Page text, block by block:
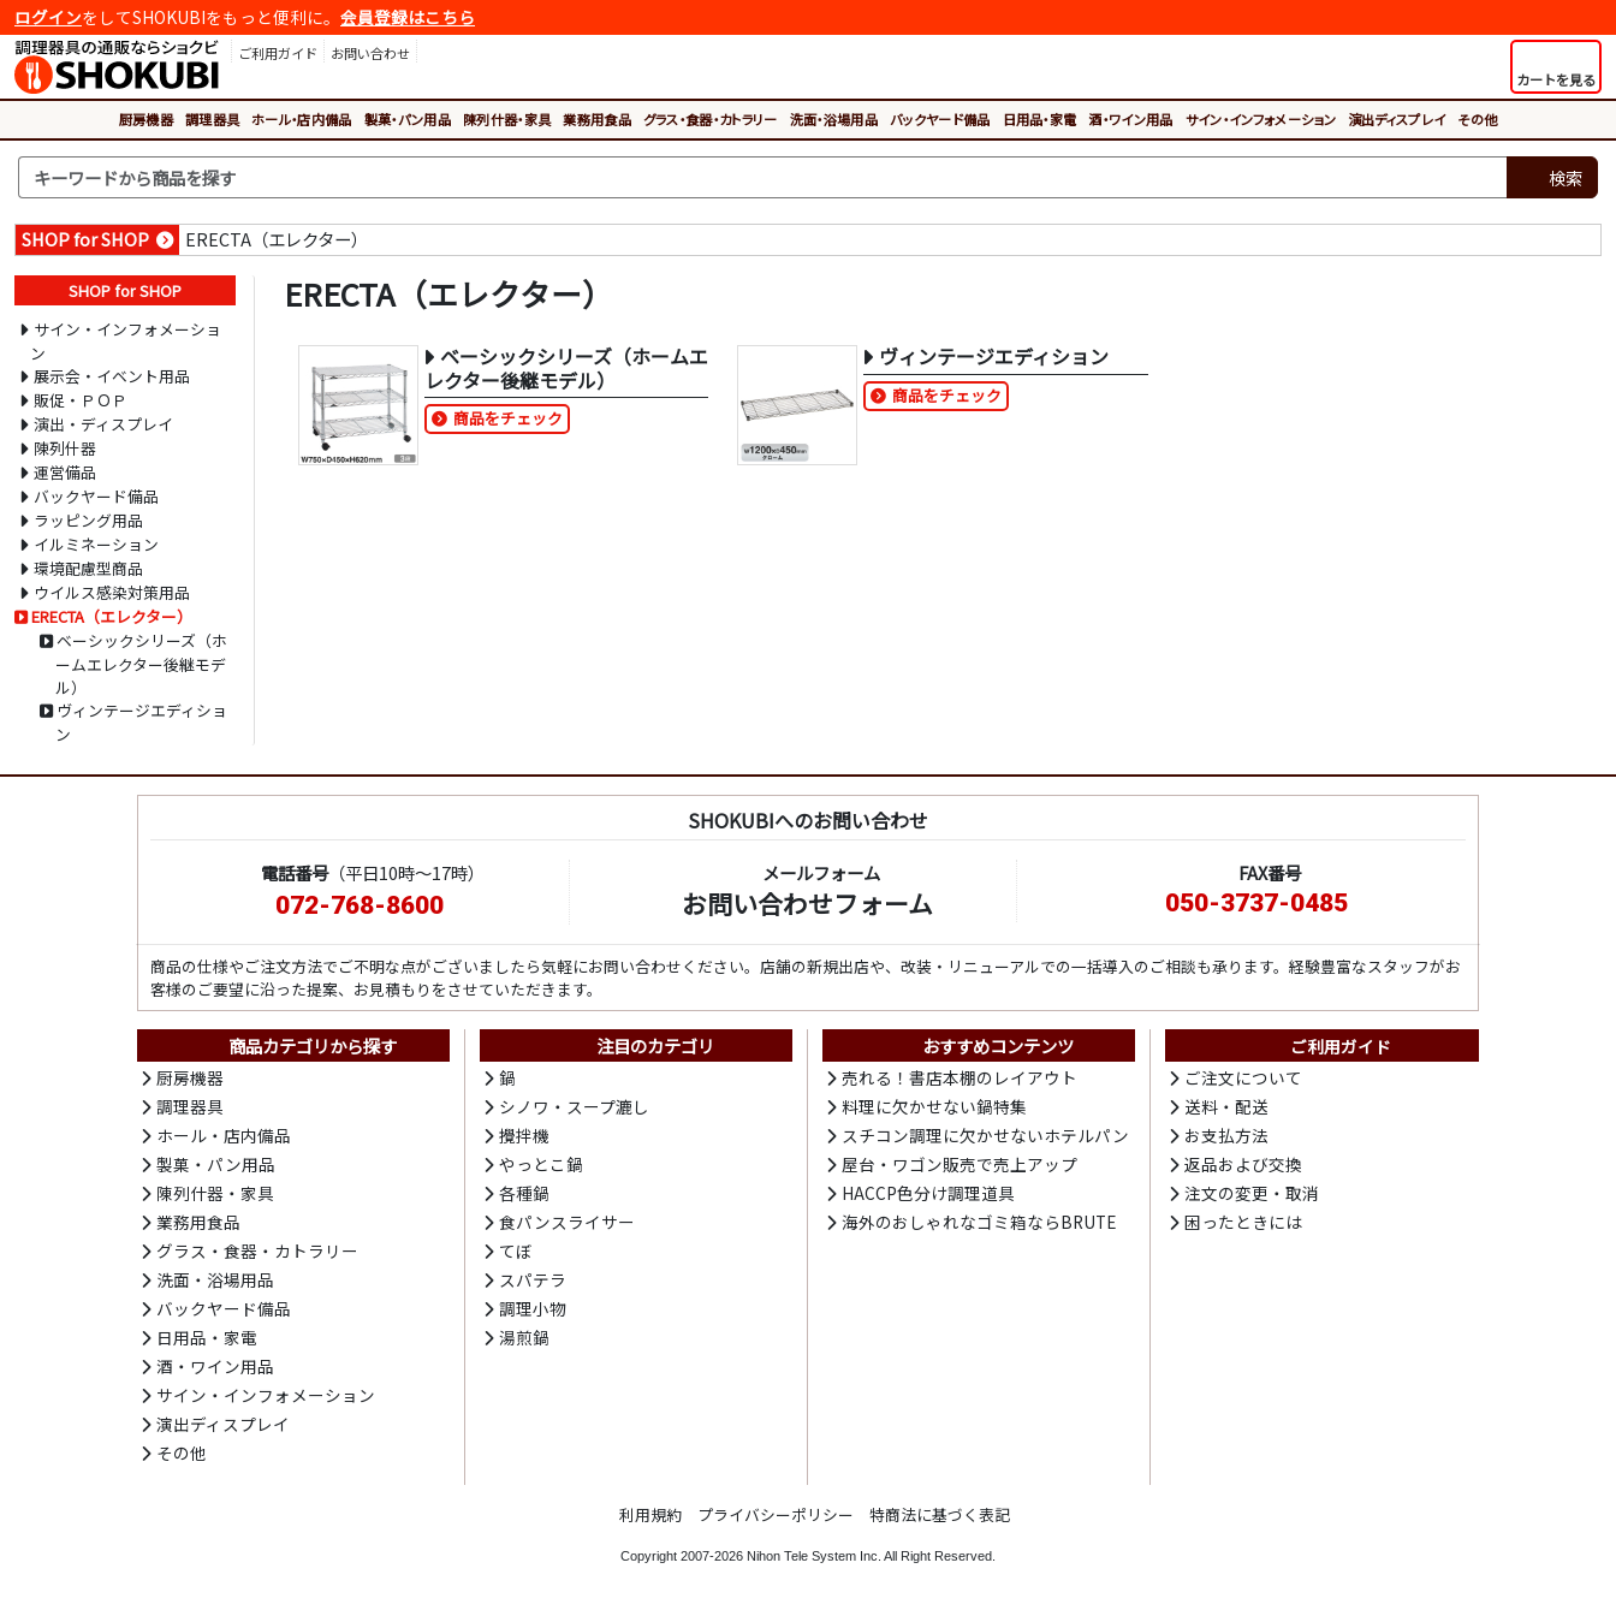
ログインをしてSHOKUBIをもっと便利に。 会員登録はこちら
ご利用ガイド
お問い合わせ
カートを見る
厨房機器 調理器具 ホール・店内備品 製菓・パン用品 陳列什器・家具 業務用食品 グラス・食器・カトラリー 洗面・浴場用品 バックヤード備品 日用品・家電 酒・ワイン用品 サイン・インフォメーション 演出ディスプレイ その他
検索
SHOP for SHOP ERECTA（エレクター）
ERECTA（エレクター）
ベーシックシリーズ（ホームエ
レクター後継モデル）
商品をチェック
ヴィンテージエディション
商品をチェック
SHOP for SHOP
サイン・インフォメーショ
ン
展示会・イベント用品
販促・ＰＯＰ
演出・ディスプレイ
陳列什器
運営備品
バックヤード備品
ラッピング用品
イルミネーション
環境配慮型商品
ウイルス感染対策用品
ERECTA（エレクター）
ベーシックシリーズ（ホ
ームエレクター後継モデ
ル）
ヴィンテージエディショ
ン
SHOKUBIへのお問い合わせ
電話番号（平日10時～17時）
072-768-8600
メールフォーム
お問い合わせフォーム
FAX番号
050-3737-0485
商品の仕様やご注文方法でご不明な点がございましたら気軽にお問い合わせください。店舗の新規出店や、改装・リニューアルでの一括導入のご相談も承ります。経験豊富なスタッフがお
客様のご要望に沿った提案、お見積もりをさせていただきます。
商品カテゴリから探す
厨房機器
調理器具
ホール・店内備品
製菓・パン用品
陳列什器・家具
業務用食品
グラス・食器・カトラリー
洗面・浴場用品
バックヤード備品
日用品・家電
酒・ワイン用品
サイン・インフォメーション
演出ディスプレイ
その他
注目のカテゴリ
鍋
シノワ・スープ漉し
攪拌機
やっとこ鍋
各種鍋
食パンスライサー
てぼ
スパテラ
調理小物
湯煎鍋
おすすめコンテンツ
売れる！書店本棚のレイアウト
料理に欠かせない鍋特集
スチコン調理に欠かせないホテルパン
屋台・ワゴン販売で売上アップ
HACCP色分け調理道具
海外のおしゃれなゴミ箱ならBRUTE
ご利用ガイド
ご注文について
送料・配送
お支払方法
返品および交換
注文の変更・取消
困ったときには
利用規約 プライバシーポリシー 特商法に基づく表記
Copyright 2007-2026 Nihon Tele System Inc. All Right Reserved.